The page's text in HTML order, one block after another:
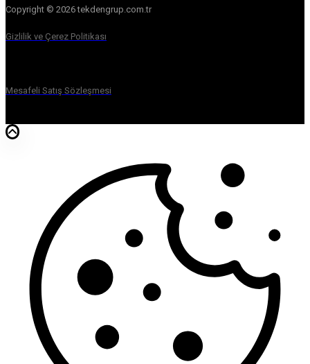
Copyright © 2026 tekdengrup.com.tr
Gizlilik ve Çerez Politikası
Mesafeli Satış Sözleşmesi